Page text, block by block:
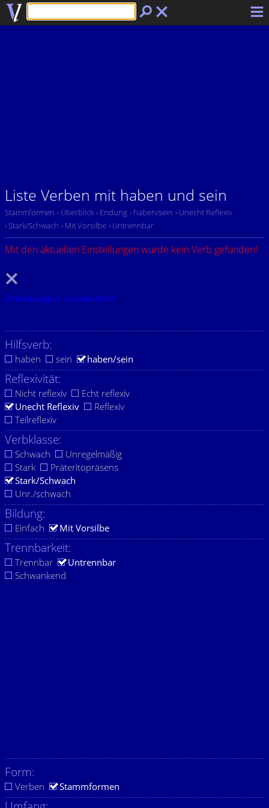
Liste Verben mit haben und sein
Stammformen › Überblick › Endung › haben/sein › Unecht Reflexiv
› Stark/Schwach › Mit Vorsilbe › Untrennbar
Mit den aktuellen Einstellungen wurde kein Verb gefunden!
Einstellungen zurücksetzen.
Hilfsverb:
haben sein haben/sein
Reflexivität:
Nicht reflexiv
Echt reflexiv
Unecht Reflexiv
Reflexiv
Teilreflexiv
Verbklasse:
Schwach
Unregelmäßig
Stark
Präteritopräsens
Stark/Schwach
Unr./schwach
Bildung:
Einfach Mit Vorsilbe
Trennbarkeit:
Trennbar
Untrennbar
Schwankend
Form:
Verben Stammformen